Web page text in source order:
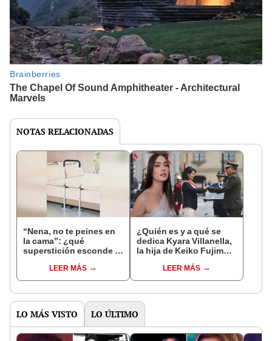
NOTAS RELACIONADAS
“Nena, no te peines en
la cama”: ¿qué
superstición esconde la
Enanitos Verdes?
LEER MÁS
¿Quién es y a qué se
dedica Kyara Villanella,
la hija de Keiko Fujimori
nivel nacional?
LEER MÁS
LO MÁS VISTO LO ÚLTIMO